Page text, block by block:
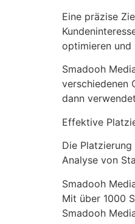
Eine präzise
optimieren und
Smadooh
verschiedenen
dann
Effektive
Die
Analyse von
Smadooh
Mit über 1000
Smadooh